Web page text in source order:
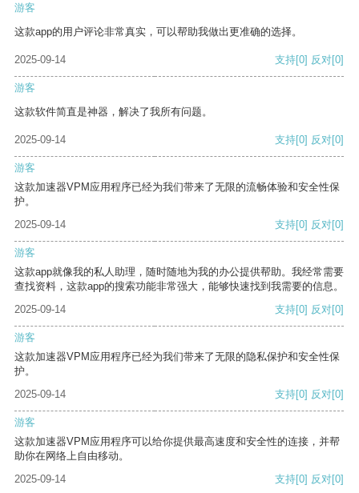
游客
这款app的用户评论非常真实，可以帮助我做出更准确的选择。
2025-09-14 支持[0] 反对[0]
游客
这款软件简直是神器，解决了我所有问题。
2025-09-14 支持[0] 反对[0]
游客
这款加速器VPM应用程序已经为我们带来了无限的流畅体验和安全性保
护。
2025-09-14
支持[0] 反对[0]
游客
这款app就像我的私人助理，随时随地为我的办公提供帮助。我经常需要
查找资料，这款app的搜索功能非常强大，能够快速找到我需要的信息。
2025-09-14
支持[0] 反对[0]
游客
这款加速器VPM应用程序已经为我们带来了无限的隐私保护和安全性保
护。
2025-09-14
支持[0] 反对[0]
游客
这款加速器VPM应用程序可以给你提供最高速度和安全性的连接，并帮
助你在网络上自由移动。
2025-09-14
支持[0] 反对[0]